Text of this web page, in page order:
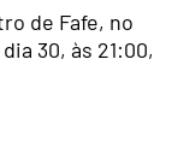
de Fafe, no
30, às 21:00,